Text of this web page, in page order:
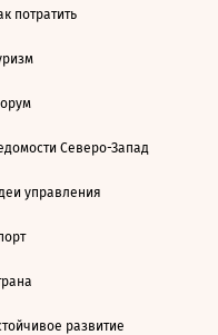
потратить
Северо-Запад
управления
развитие